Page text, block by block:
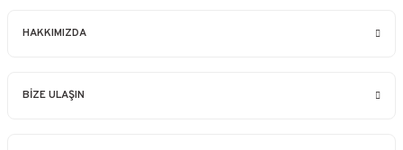
HAKKIMIZDA
BİZE ULAŞIN